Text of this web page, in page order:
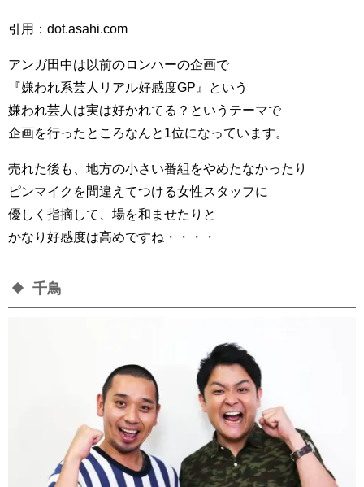
引用：dot.asahi.com
アンガ田中は以前のロンハーの企画で
『嫌われ系芸人リアル好感度GP』という
嫌われ芸人は実は好かれてる？というテーマで
企画を行ったところなんと1位になっています。
売れた後も、地方の小さい番組をやめたなかったり
ピンマイクを間違えてつける女性スタッフに
優しく指摘して、場を和ませたりと
かなり好感度は高めですね・・・・
千鳥